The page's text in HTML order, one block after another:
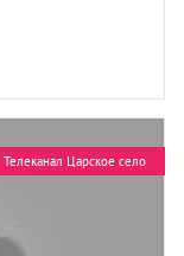
Телеканал Царское село